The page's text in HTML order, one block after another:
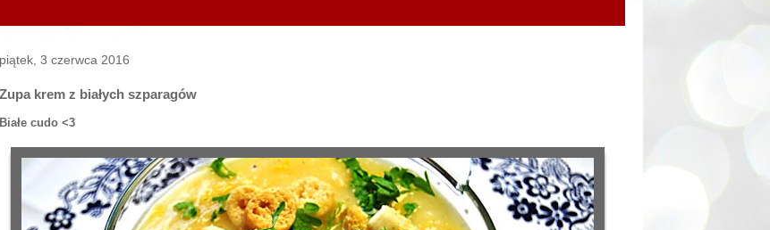
piątek, 3 czerwca 2016
Zupa krem z białych szparagów
Białe cudo <3